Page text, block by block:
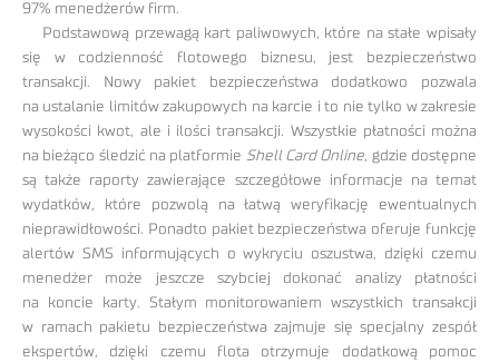
97% menedżerów firm.
Podstawową przewagą kart paliwowych, które na stałe wpisały
się w codzienność flotowego biznesu, jest bezpieczeństwo
transakcji. Nowy pakiet bezpieczeństwa dodatkowo pozwala
na ustalanie limitów zakupowych na karcie i to nie tylko w zakresie
wysokości kwot, ale i ilości transakcji. Wszystkie płatności można
na bieżąco śledzić na platformie Shell Card Online, gdzie dostępne
są także raporty zawierające szczegółowe informacje na temat
wydatków, które pozwolą na łatwą weryfikację ewentualnych
nieprawidłowości. Ponadto pakiet bezpieczeństwa oferuje funkcję
alertów SMS informujących o wykryciu oszustwa, dzięki czemu
menedżer może jeszcze szybciej dokonać analizy płatności
na koncie karty. Stałym monitorowaniem wszystkich transakcji
w ramach pakietu bezpieczeństwa zajmuje się specjalny zespół
ekspertów, dzięki czemu flota otrzymuje dodatkową pomoc